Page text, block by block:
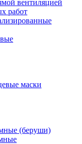
вентиляцией
работ
маски
(беруши)